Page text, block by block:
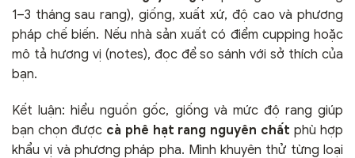
1–3 tháng sau rang), giống, xuất xứ, độ cao và phương
pháp chế biến. Nếu nhà sản xuất có điểm cupping hoặc
mô tả hương vị (notes), đọc để so sánh với sở thích của
bạn.
Kết luận: hiểu nguồn gốc, giống và mức độ rang giúp
bạn chọn được cà phê hạt rang nguyên chất phù hợp
khẩu vị và phương pháp pha. Mình khuyên thử từng loại